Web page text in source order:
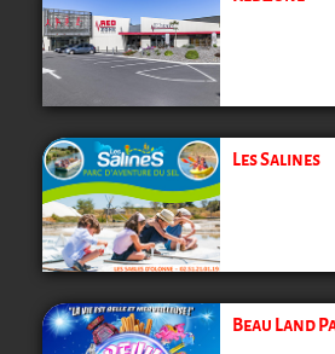
Les Salines
Beau Land